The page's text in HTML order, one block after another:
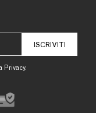
ISCRIVITI
Privacy.